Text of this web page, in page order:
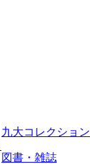
九大コレクション
図書・雑誌